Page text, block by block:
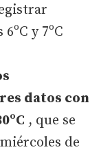
y 7ºC
datos con
, que se
de